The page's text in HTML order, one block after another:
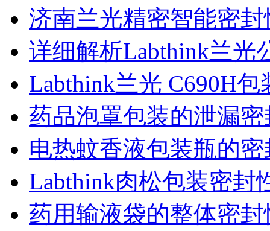
济南兰光精密智能密
详细解析Labthink兰光
Labthink兰光 C690H
药品泡罩包装的泄漏
电热蚊香液包装瓶的
Labthink肉松包装密封
药用输液袋的整体密